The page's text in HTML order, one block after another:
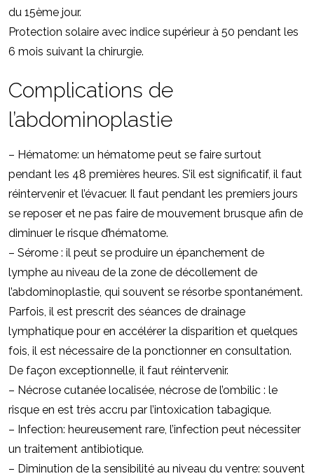
du 15ème jour.
Protection solaire avec indice supérieur à 50 pendant les
6 mois suivant la chirurgie.
Complications de
l’abdominoplastie
– Hématome: un hématome peut se faire surtout
pendant les 48 premières heures. S’il est significatif, il faut
réintervenir et l’évacuer. Il faut pendant les premiers jours
se reposer et ne pas faire de mouvement brusque afin de
diminuer le risque d’hématome.
– Sérome : il peut se produire un épanchement de
lymphe au niveau de la zone de décollement de
l’abdominoplastie, qui souvent se résorbe spontanément.
Parfois, il est prescrit des séances de drainage
lymphatique pour en accélérer la disparition et quelques
fois, il est nécessaire de la ponctionner en consultation.
De façon exceptionnelle, il faut réintervenir.
– Nécrose cutanée localisée, nécrose de l’ombilic : le
risque en est très accru par l’intoxication tabagique.
– Infection: heureusement rare, l’infection peut nécessiter
un traitement antibiotique.
– Diminution de la sensibilité au niveau du ventre: souvent